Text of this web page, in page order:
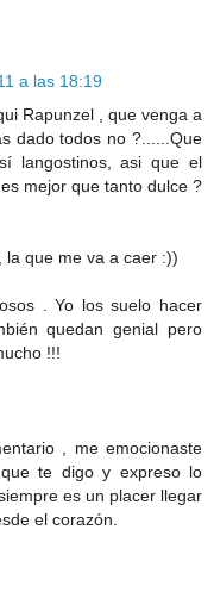
a las 18:19
Rapunzel , que venga a
dado todos no ?......Que
langostinos, asi que el
mejor que tanto dulce ?
la que me va a caer :))
. Yo los suelo hacer
quedan genial pero
!!!
, me emocionaste
te digo y expreso lo
es un placer llegar
el corazón.